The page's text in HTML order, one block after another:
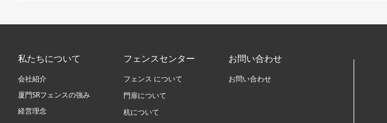
私たちについて
会社紹介
厦門SRフェンスの強み
経営理念
フェンスセンター
フェンス について
門扉について
杭について
お問い合わせ
お問い合わせ